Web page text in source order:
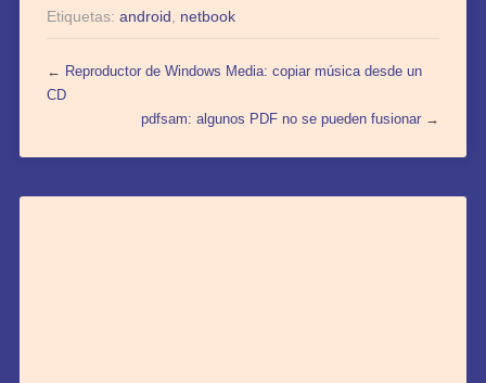
Etiquetas: android netbook
← Reproductor de Windows Media: copiar música desde un
CD
pdfsam: algunos PDF no se pueden fusionar →